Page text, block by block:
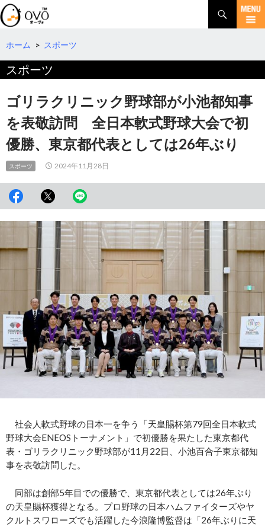
検
索
コ
テ
へ
ホーム > スポーツ
スポーツ
ゴリラクリニック野球部が小池都知事
を表敬訪問 全日本軟式野球大会で初
優勝、東京都代表としては26年ぶり
スポーツ 2024年11月28日
社会人軟式野球の日本一を争う「天皇賜杯第79回全日本軟式
野球大会ENEOSトーナメント」で初優勝を果たした東京都代
表・ゴリラクリニック野球部が11月22日、小池百合子東京都知
事を表敬訪問した。
同部は創部5年目での優勝で、東京都代表としては26年ぶり
の天皇賜杯獲得となる。プロ野球の日本ハムファイターズやヤ
クルトスワローズでも活躍した今浪隆博監督は「26年ぶりに天